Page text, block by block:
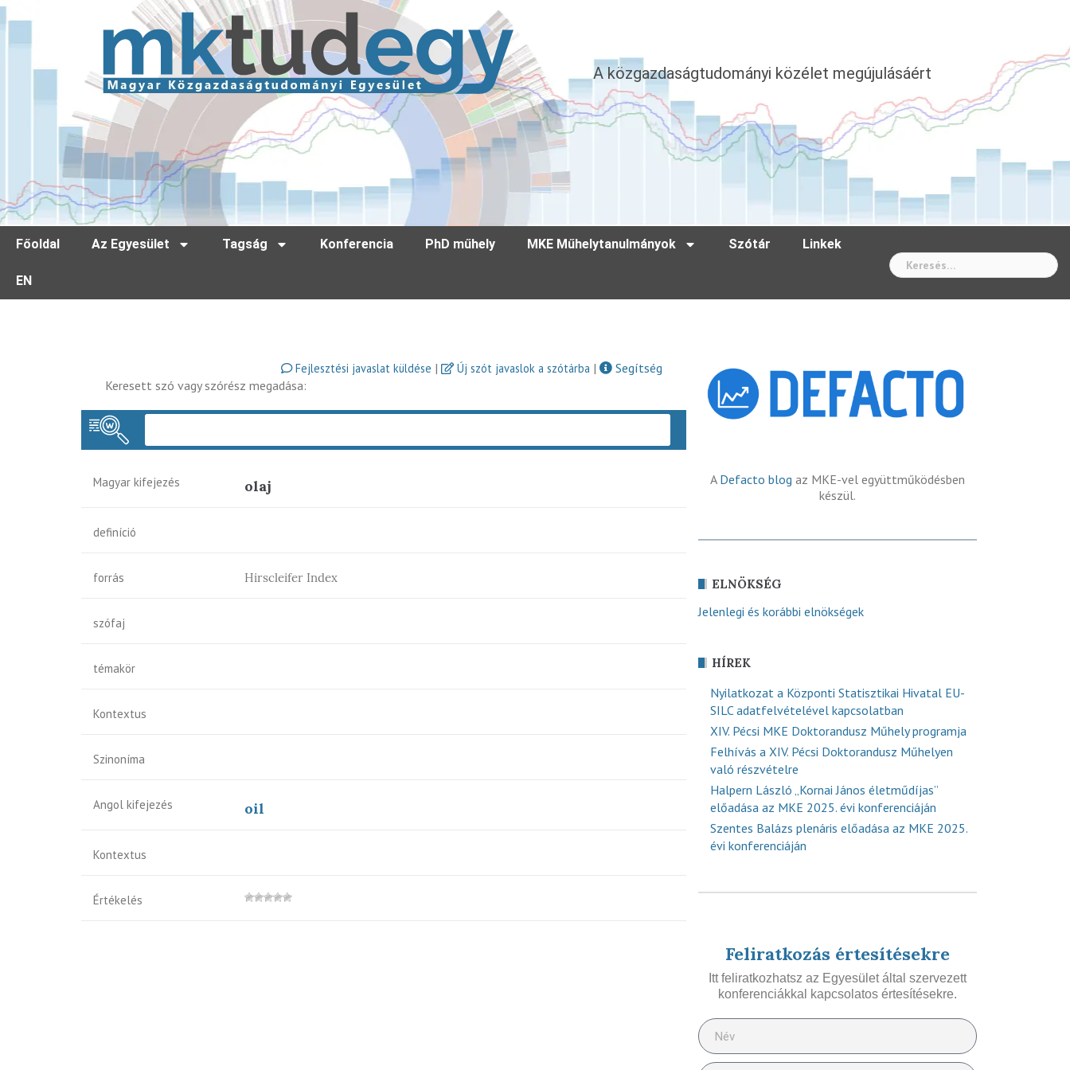
A közgazdaságtudományi közélet megújulásáért
Főoldal Az Egyesület Tagság Konferencia PhD műhely MKE Műhelytanulmányok Szótár Linkek
EN
Fejlesztési javaslat küldése | Új szót javaslok a szótárba |
Segítség
Keresett szó vagy szórész megadása:
Magyar kifejezés olaj
definíció
forrás Hirscleifer Index
szófaj
témakör
Kontextus
Szinoníma
Angol kifejezés oil
Kontextus
Értékelés
A Defacto blog az MKE-vel együttműködésben
készül.
ELNÖKSÉG
Jelenlegi és korábbi elnökségek
HÍREK
Nyilatkozat a Központi Statisztikai Hivatal EU-
SILC adatfelvételével kapcsolatban
XIV. Pécsi MKE Doktorandusz Műhely programja
Felhívás a XIV. Pécsi Doktorandusz Műhelyen
való részvételre
Halpern László „Kornai János életműdíjas”
előadása az MKE 2025. évi konferenciáján
Szentes Balázs plenáris előadása az MKE 2025.
évi konferenciáján
Feliratkozás értesítésekre
Itt feliratkozhatsz az Egyesület által szervezett
konferenciákkal kapcsolatos értesítésekre.